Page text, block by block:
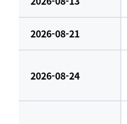
2026-08-21
2026-08-24